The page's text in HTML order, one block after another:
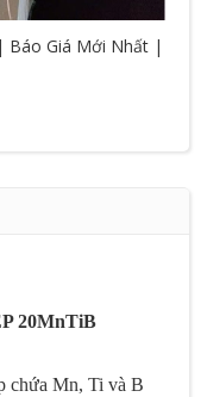
Báo Giá Mới Nhất |
20MnTiB
chứa Mn, Ti và B